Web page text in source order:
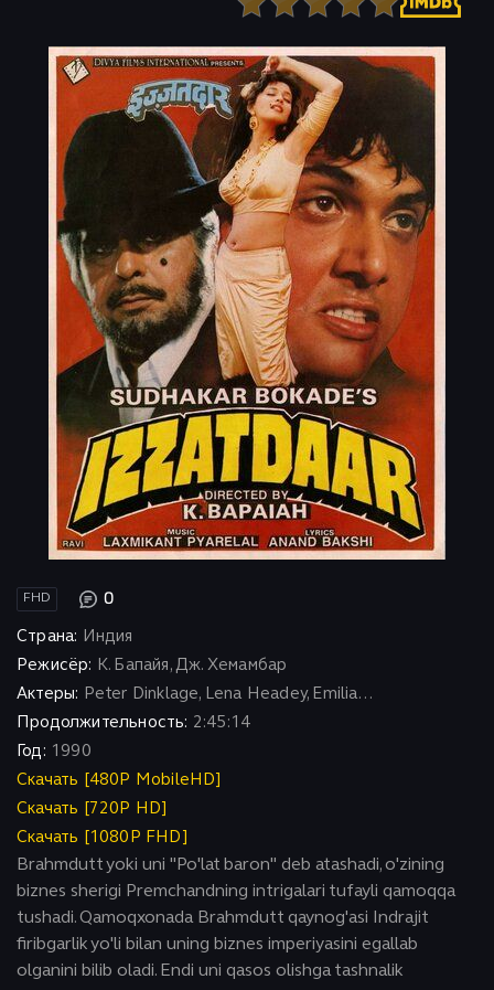
Детский
Документальный
Исторический
Ужасы
Фантастика
Фэнтези
Скоро на сайте
FHD 0
Страна:
Индия
Режисёр:
К. Бапайя, Дж. Хемамбар
Актеры:
Peter Dinklage, Lena Headey, Emilia...
Продолжительность: 2:45:14
Год: 1990
Скачать [480P MobileHD]
Скачать [720P HD]
Скачать [1080P FHD]
Brahmdutt yoki uni "Po'lat baron" deb atashadi, o'zining
biznes sherigi Premchandning intrigalari tufayli qamoqqa
tushadi. Qamoqxonada Brahmdutt qaynog'asi Indrajit
firibgarlik yo'li bilan uning biznes imperiyasini egallab
olganini bilib oladi. Endi uni qasos olishga tashnalik